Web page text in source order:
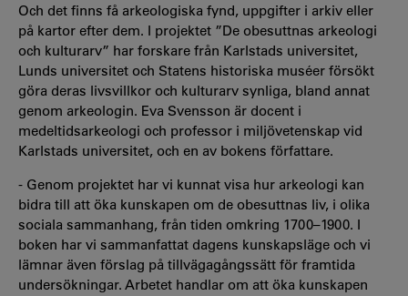
Och det finns få arkeologiska fynd, uppgifter i arkiv eller
på kartor efter dem. I projektet ”De obesuttnas arkeologi
och kulturarv” har forskare från Karlstads universitet,
Lunds universitet och Statens historiska muséer försökt
göra deras livsvillkor och kulturarv synliga, bland annat
genom arkeologin. Eva Svensson är docent i
medeltidsarkeologi och professor i miljövetenskap vid
Karlstads universitet, och en av bokens författare.
- Genom projektet har vi kunnat visa hur arkeologi kan
bidra till att öka kunskapen om de obesuttnas liv, i olika
sociala sammanhang, från tiden omkring 1700–1900. I
boken har vi sammanfattat dagens kunskapsläge och vi
lämnar även förslag på tillvägagångssätt för framtida
undersökningar. Arbetet handlar om att öka kunskapen